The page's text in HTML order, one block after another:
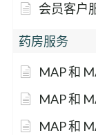
会员客户
药房服务
MAP 和
MAP 和
MAP 和